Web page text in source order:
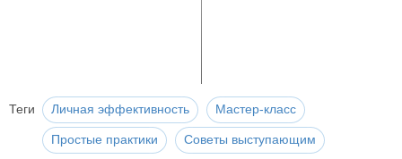
Теги Личная эффективность Мастер-класс
Простые практики Советы выступающим